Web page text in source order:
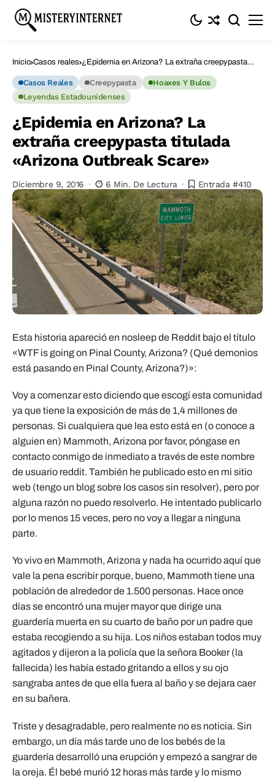
Inicio Casos reales ¿Epidemia en Arizona? La extraña creepypasta
Casos Reales Creepypasta
Hoaxes Y Bulos
Leyendas Estadounidenses
¿Epidemia en Arizona? La
extraña creepypasta titulada
«Arizona Outbreak Scare»
Diciembre 9, 2016 6 Min. De Lectura Entrada #410
Esta historia apareció en nosleep de Reddit bajo el título
«WTF is going on Pinal County, Arizona? (Qué demonios
está pasando en Pinal County, Arizona?)»:
Voy a comenzar esto diciendo que escogí esta comunidad
ya que tiene la exposición de más de 1,4 millones de
personas. Si cualquiera que lea esto está en (o conoce a
alguien en) Mammoth, Arizona por favor, póngase en
contacto conmigo de inmediato a través de este nombre
de usuario reddit. También he publicado esto en mi sitio
web (tengo un blog sobre los casos sin resolver), pero por
alguna razón no puedo resolverlo. He intentado publicarlo
por lo menos 15 veces, pero no voy a llegar a ninguna
parte.
Yo vivo en Mammoth, Arizona y nada ha ocurrido aquí que
vale la pena escribir porque, bueno, Mammoth tiene una
población de alrededor de 1.500 personas. Hace once
días se encontró una mujer mayor que dirige una
guardería muerta en su cuarto de baño por un padre que
estaba recogiendo a su hija. Los niños estaban todos muy
agitados y dijeron a la policía que la señora Booker (la
fallecida) les había estado gritando a ellos y su ojo
sangraba antes de que ella fuera al baño y se dejara caer
en su bañera.
Triste y desagradable, pero realmente no es noticia. Sin
embargo, un día más tarde uno de los bebés de la
guardería desarrolló una erupción y empezó a sangrar de
la oreja. Él bebé murió 12 horas más tarde y lo mismo